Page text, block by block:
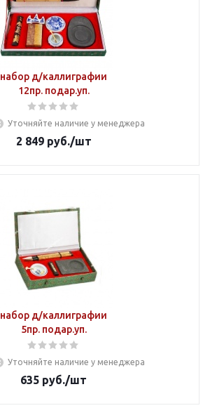
набор д/каллиграфии
12пр. подар.уп.
Уточняйте наличие у менеджера
2 849руб./шт
набор д/каллиграфии
5пр. подар.уп.
Уточняйте наличие у менеджера
635 руб./шт